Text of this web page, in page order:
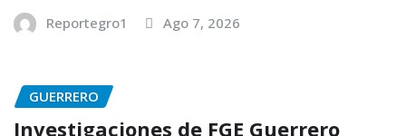
Reportegro1 Ago 7, 2026
GUERRERO
Investigaciones de FGE Guerrero